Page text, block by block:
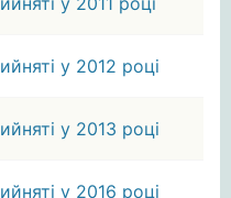
у 2012 році
у 2013 році
у 2016 році